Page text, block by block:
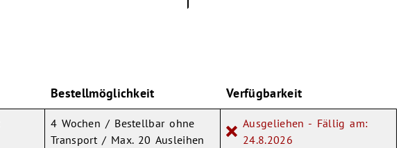
Bestellmöglichkeit Verfügbarkeit
4 Wochen / Bestellbar ohne
Transport / Max. 20 Ausleihen
Ausgeliehen - Fällig am:
24.8.2026